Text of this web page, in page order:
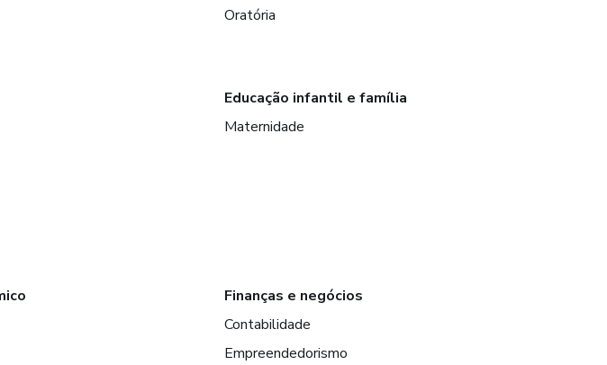
Oratória
Educação infantil e família
Maternidade
Finanças e negócios
Contabilidade
Empreendedorismo